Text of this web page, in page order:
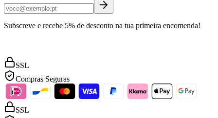
Subscreve e recebe 5% de desconto na tua primeira encomenda!
SSL
Compras Seguras
SSL